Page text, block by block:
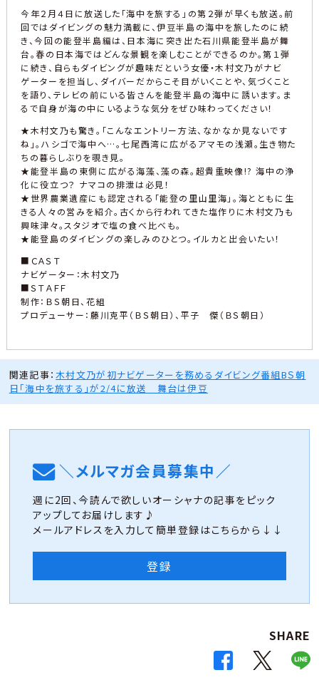
今年２月４日に放送した「海中を旅する」の第２弾が早くも放送。前
回ではダイビングの魅力満載に、伊豆半島の海中を旅したのに続
き、今回の能登半島編は、日本海に突き出た石川県能登半島が舞
台。春の日本海ではどんな景観を楽しむことができるのか。第１弾
に続き、自らもダイビングが趣味だという女優・木村文乃がナビ
ゲーターを担当し、ダイバーだからこそ目がいくことや、気づくこと
を語り、テレビの前にいる皆さんを能登半島の海中に誘います。ま
るで自身が海の中にいるような気分をぜひ味わってください！
★木村文乃も驚き。「こんなエントリー方法、なかなか見ないです
ね」。ハシゴで海中へ…。七尾西湾に広がるアマモの浅瀬。生き物た
ちの暮らしぶりを覗き見。
★能登半島の東側に広がる海藻、藻の森。超貴重映像!? 海中の浄
化に役立つ？ ナマコの排泄は必見！
★世界農業遺産にも認定される「能登の里山里海」。海とともに生
きる人々の営みを紹介。古くから行われてきた塩作りに木村文乃も
興味津々。スタジオで塩の食べ比べも。
★能登島のダイビングの楽しみのひとつ。イルカと出会いたい！
■ＣＡＳＴ
ナビゲーター：木村文乃
■ＳＴＡＦＦ
制作：ＢＳ朝日、花組
プロデューサー：藤川克平（ＢＳ朝日）、平子 傑（ＢＳ朝日）
関連記事：木村文乃が初ナビゲーターを務めるダイビング番組BＳ朝
日「海中を旅する」が2/4に放送 舞台は伊豆
＼メルマガ会員募集中／
週に2回、今読んで欲しいオーシャナの記事をピック
アップしてお届けします♪
メールアドレスを入力して簡単登録はこちらから↓↓
登録
SHARE